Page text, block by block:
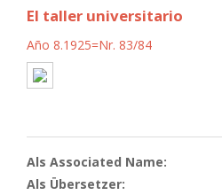
El taller universitario
Año 8.1925=Nr. 83/84
Als Associated Name:
Als Übersetzer: